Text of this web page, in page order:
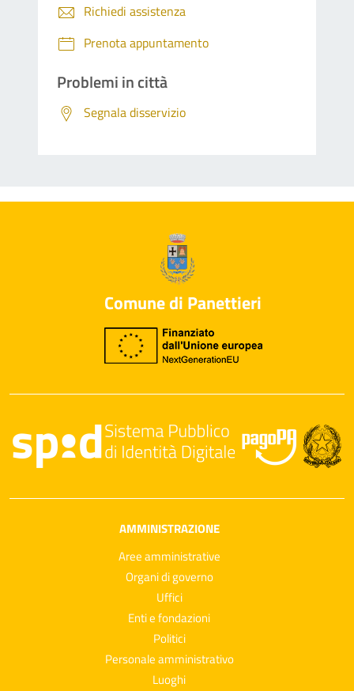
Richiedi assistenza
Prenota appuntamento
Problemi in città
Segnala disservizio
Comune di Panettieri
AMMINISTRAZIONE
Aree amministrative
Organi di governo
Uffici
Enti e fondazioni
Politici
Personale amministrativo
Luoghi